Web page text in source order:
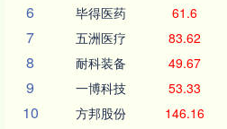
6 毕得医药 61.6
7 五洲医疗 83.62
8 耐科装备 49.67
9 一博科技 53.33
10 方邦股份 146.16